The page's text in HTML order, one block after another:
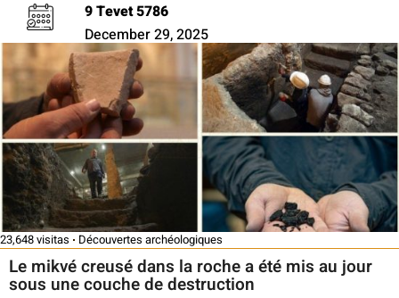
9 Tevet 5786
December 29, 2025
23,648 visitas Découvertes archéologiques
Le mikvé creusé dans la roche a été mis au jour
sous une couche de destruction